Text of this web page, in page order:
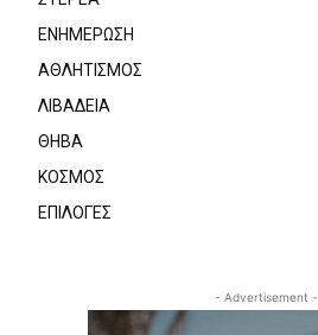
ΕΝΗΜΕΡΩΣΗ
ΑΘΛΗΤΙΣΜΟΣ
ΛΙΒΑΔΕΙΑ
ΘΗΒΑ
ΚΟΣΜΟΣ
ΕΠΙΛΟΓΕΣ
- Advertisement -